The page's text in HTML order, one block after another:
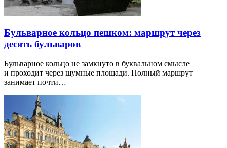
Бульварное кольцо пешком: маршрут через
десять бульваров
Бульварное кольцо не замкнуто в буквальном смысле
и проходит через шумные площади. Полный маршрут
занимает почти…